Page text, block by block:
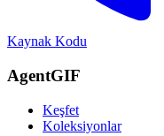
Kaynak Kodu
AgentGIF
Keşfet
Koleksiyonlar